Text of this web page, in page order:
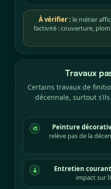
À vérifier : le métier
l’activité : couverture,
Travaux
Certains travaux de
décennale, surtout
🎨 Peinture
relève pas de la
🧹 Entretien
impact sur